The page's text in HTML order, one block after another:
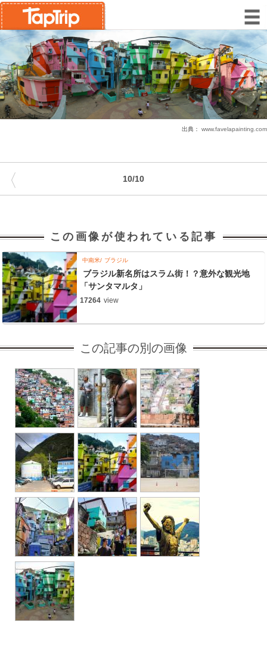
出典： www.favelapainting.com
10/10
〈
この画像が使われている記事
中南米 ブラジル
ブラジル新名所はスラム街！？意外な観光地
「サンタマルタ」
17264 view
この記事の別の画像